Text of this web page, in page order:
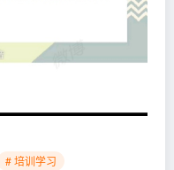
# 培训学习